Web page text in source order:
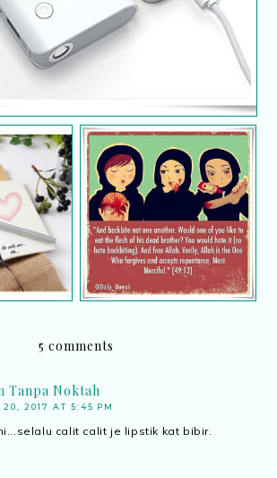
dan
Tip elak mengumpat
5 comments
Tanpa Noktah
20, 2017 AT 5:45 PM
calit calit je lipstik kat bibir.